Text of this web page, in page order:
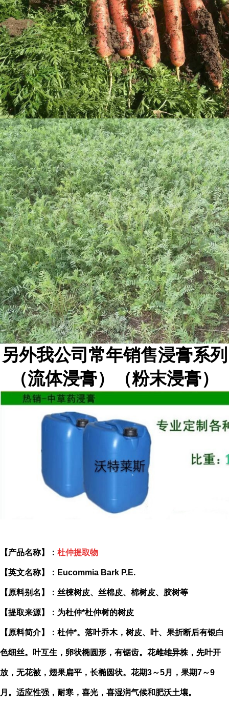
另外我公司常年销售浸膏系列
（流体浸膏）（粉末浸膏）
【产品名称】： 杜仲提取物
【英文名称】：Eucommia Bark P.E.
【原料别名】：丝楝树皮、丝棉皮、棉树皮、胶树等
【提取来源】：为杜仲*杜仲树的树皮
【原料简介】：杜仲*。落叶乔木，树皮、叶、果折断后有银白
色细丝。叶互生，卵状椭圆形，有锯齿。花雌雄异株，先叶开
放，无花被，翅果扁平，长椭圆状。花期3～5月，果期7～9
月。适应性强，耐寒，喜光，喜湿润气候和肥沃土壤。